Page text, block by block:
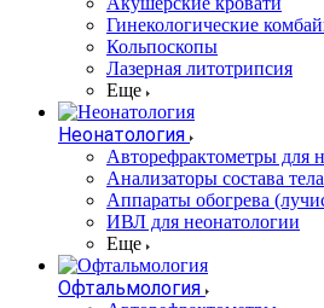
Гинекологические
Кольпоскопы
Лазерная литотрипсия
Еще
Неонатология
Авторефрактометры для
Анализаторы состава тела
Аппараты обогрева
ИВЛ для неонатологии
Еще
Офтальмология